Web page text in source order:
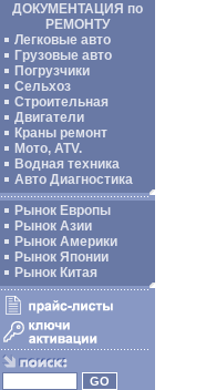
ДОКУМЕНТАЦИЯ по
РЕМОНТУ
Легковые авто
Грузовые авто
Погрузчики
Сельхоз
Строительная
Двигатели
Краны ремонт
Мото, ATV.
Водная техника
Авто Диагностика
Рынок Европы
Рынок Азии
Рынок Америки
Рынок Японии
Рынок Китая